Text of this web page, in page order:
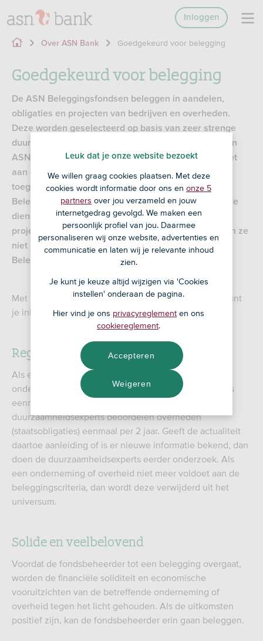
Inloggen
Over ASN Bank Goedgekeurd voor belegging
Goedgekeurd voor belegging
De ASN Beleggingsfondsen beleggen in aandelen,
obligaties en projecten van bedrijven en overheden.
Deze worden geselecteerd op basis van zeer strenge
duurzame criteria door de duurzaamheidsexperts van
ASN Bank. Als een bedrijf, overheid of project voldoet
aan deze strenge duurzame criteria, wordt het
toegelaten tot het Beleggingsuniversum van de ASN
Beleggingsfondsen. Zijn de werkwijze of de geleverde
diensten of producten van een overheid, bedrijf of
project in strijd met de duurzame criteria? Dan komen ze
niet in aanmerking voor belegging door de ASN
Beleggingsfondsen.
Met beleggen maak je kosten en loop je risico's. Je kunt
je inleg of een deel daarvan verliezen.
Regels van het universum
Als een bedrijf is goedgekeurd voor het universum,
onderzoeken de ASN duurzaamheidsexperts minstens
eenmaal per 4 jaar of het nog steeds voldoet. De
duurzaamheidsexperts beoordelen overheden
(staatsobligaties) eenmaal per 2 jaar. Geeft de actualiteit
daartoe aanleiding of is er nieuwe informatie bekend, dan
doen de duurzaamheidsexperts eerder onderzoek. Als
een onderneming of overheid niet meer voldoet aan de
beleggingscriteria, dan wordt deze verwijderd uit het
universum.
Solide en veelbelovend
Voordat de fondsbeheerder tot een belegging overgaat,
worden de financiële soliditeit en economische
vooruitzichten van de betreffende onderneming of
overheid tegen het licht gehouden. Als de uitkomsten
positief zijn, kan de fondsbeheerder erin gaan beleggen.
Leuk dat je onze website bezoekt
We willen graag cookies plaatsen. Met deze
cookies wordt informatie door ons en onze 5
partners over jou verzameld en jouw
internetgedrag gevolgd. We maken een
persoonlijk profiel van jou. Daarmee
personaliseren wij onze website, advertenties en
communicatie en laten wij je relevante inhoud
zien.
Je kunt je keuze altijd wijzigen via 'Cookies
instellen' onderaan de pagina.
Hier vind je ons privacyreglement en ons
cookiereglement.
Weigeren
Accepteren